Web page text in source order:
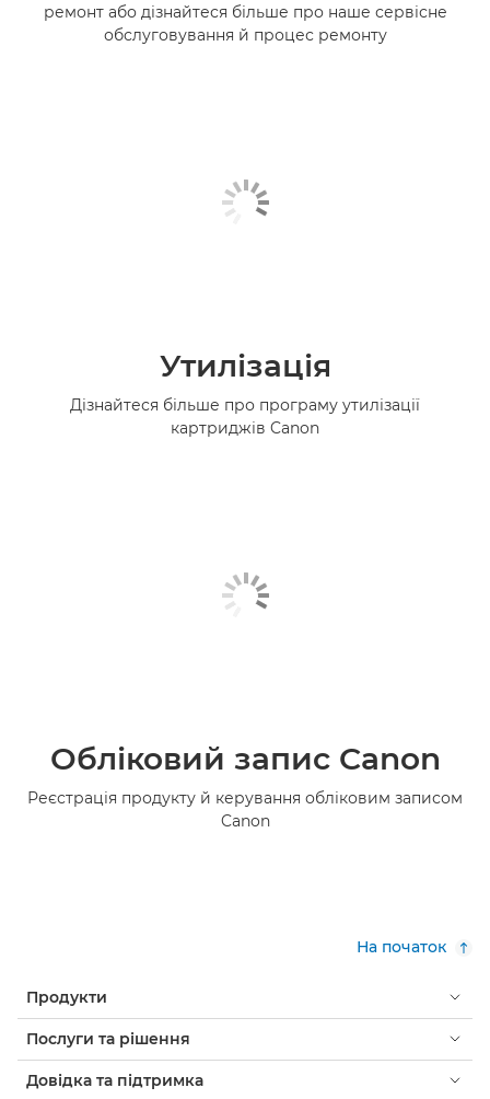
ремонт або дізнайтеся більше про наше сервісне
обслуговування й процес ремонту
Утилізація
Дізнайтеся більше про програму утилізації
картриджів Canon
Обліковий запис Canon
Реєстрація продукту й керування обліковим записом
Canon
На початок
Продукти
Послуги та рішення
Довідка та підтримка